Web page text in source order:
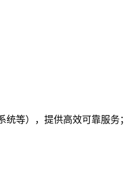
等），提供高效可靠服务；